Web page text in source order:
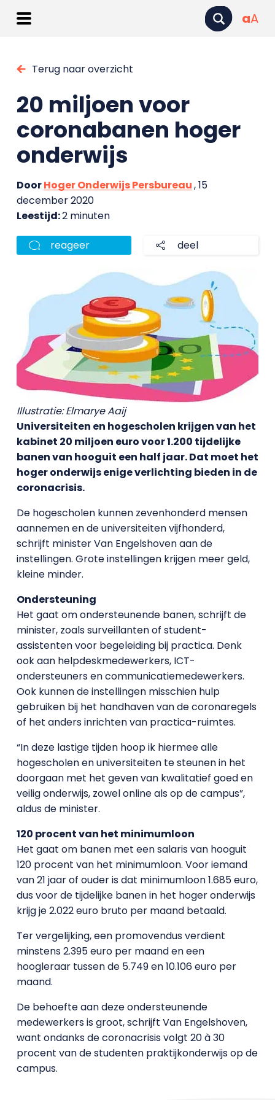
aA
Terug naar overzicht
20 miljoen voor
coronabanen hoger
onderwijs
DoorHoger Onderwijs Persbureau, 15
december 2020
Leestijd:2 minuten
reageer deel
Illustratie: Elmarye Aaij
Universiteiten en hogescholen krijgen van het
kabinet 20 miljoen euro voor 1.200 tijdelijke
banen van hooguit een half jaar. Dat moet het
hoger onderwijs enige verlichting bieden in de
coronacrisis.
De hogescholen kunnen zevenhonderd mensen
aannemen en de universiteiten vijfhonderd,
schrijft minister Van Engelshoven aan de
instellingen. Grote instellingen krijgen meer geld,
kleine minder.
Ondersteuning
Het gaat om ondersteunende banen, schrijft de
minister, zoals surveillanten of student-
assistenten voor begeleiding bij practica. Denk
ook aan helpdeskmedewerkers, ICT-
ondersteuners en communicatiemedewerkers.
Ook kunnen de instellingen misschien hulp
gebruiken bij het handhaven van de coronaregels
of het anders inrichten van practica-ruimtes.
“In deze lastige tijden hoop ik hiermee alle
hogescholen en universiteiten te steunen in het
doorgaan met het geven van kwalitatief goed en
veilig onderwijs, zowel online als op de campus”,
aldus de minister.
120 procent van het minimumloon
Het gaat om banen met een salaris van hooguit
120 procent van het minimumloon. Voor iemand
van 21 jaar of ouder is dat minimumloon 1.685 euro,
dus voor de tijdelijke banen in het hoger onderwijs
krijg je 2.022 euro bruto per maand betaald.
Ter vergelijking, een promovendus verdient
minstens 2.395 euro per maand en een
hoogleraar tussen de 5.749 en 10.106 euro per
maand.
De behoefte aan deze ondersteunende
medewerkers is groot, schrijft Van Engelshoven,
want ondanks de coronacrisis volgt 20 à 30
procent van de studenten praktijkonderwijs op de
campus.